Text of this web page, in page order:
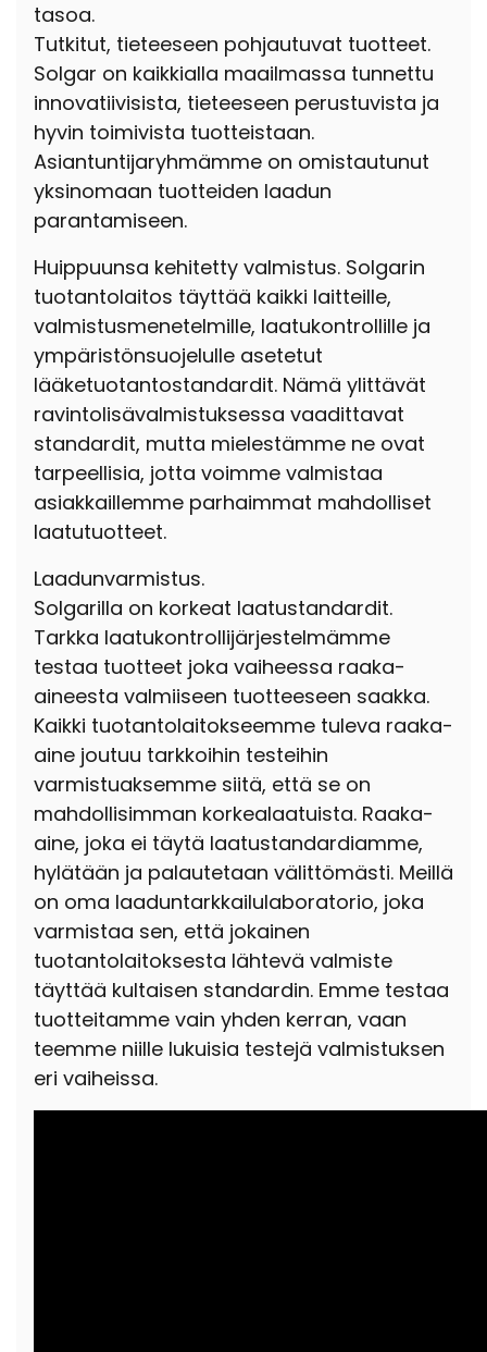
tasoa.
Tutkitut, tieteeseen pohjautuvat tuotteet.
Solgar on kaikkialla maailmassa tunnettu
innovatiivisista, tieteeseen perustuvista ja
hyvin toimivista tuotteistaan.
Asiantuntijaryhmämme on omistautunut
yksinomaan tuotteiden laadun
parantamiseen.
Huippuunsa kehitetty valmistus. Solgarin
tuotantolaitos täyttää kaikki laitteille,
valmistusmenetelmille, laatukontrollille ja
ympäristönsuojelulle asetetut
lääketuotantostandardit. Nämä ylittävät
ravintolisävalmistuksessa vaadittavat
standardit, mutta mielestämme ne ovat
tarpeellisia, jotta voimme valmistaa
asiakkaillemme parhaimmat mahdolliset
laatutuotteet.
Laadunvarmistus.
Solgarilla on korkeat laatustandardit.
Tarkka laatukontrollijärjestelmämme
testaa tuotteet joka vaiheessa raaka-
aineesta valmiiseen tuotteeseen saakka.
Kaikki tuotantolaitokseemme tuleva raaka-
aine joutuu tarkkoihin testeihin
varmistuaksemme siitä, että se on
mahdollisimman korkealaatuista. Raaka-
aine, joka ei täytä laatustandardiamme,
hylätään ja palautetaan välittömästi. Meillä
on oma laaduntarkkailulaboratorio, joka
varmistaa sen, että jokainen
tuotantolaitoksesta lähtevä valmiste
täyttää kultaisen standardin. Emme testaa
tuotteitamme vain yhden kerran, vaan
teemme niille lukuisia testejä valmistuksen
eri vaiheissa.